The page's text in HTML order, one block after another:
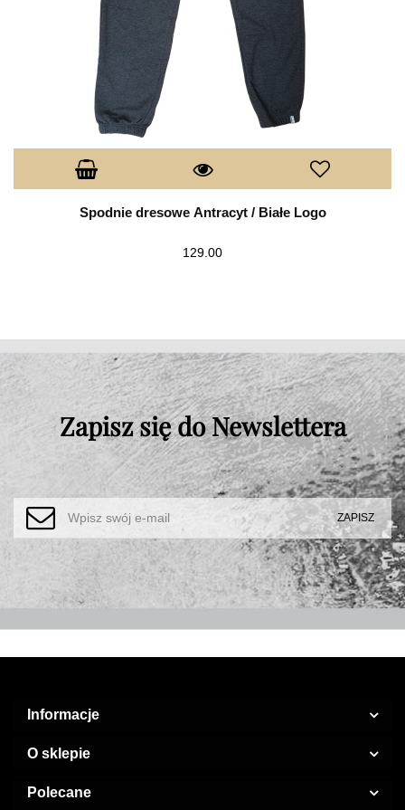
Spodnie dresowe Antracyt / Białe Logo
129.00
Zapisz się do Newslettera
Informacje
O sklepie
Polecane